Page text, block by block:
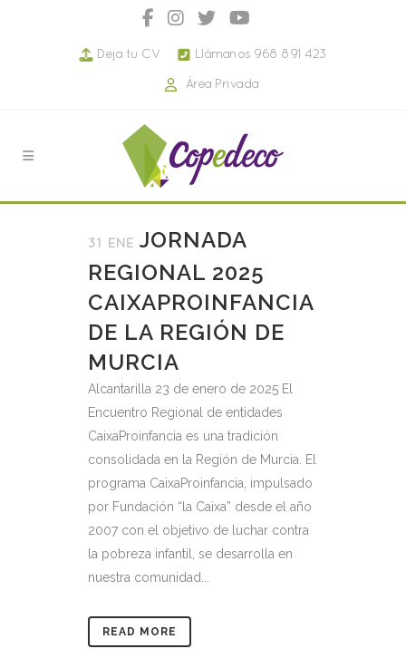
Deja tu CV Llámanos 968 891 423
Área Privada
31 ENE JORNADA
REGIONAL 2025
CAIXAPROINFANCIA
DE LA REGIÓN DE
MURCIA
Alcantarilla 23 de enero de 2025 El
Encuentro Regional de entidades
CaixaProinfancia es una tradición
consolidada en la Región de Murcia. El
programa CaixaProinfancia, impulsado
por Fundación “la Caixa” desde el año
2007 con el objetivo de luchar contra
la pobreza infantil, se desarrolla en
nuestra comunidad...
READ MORE